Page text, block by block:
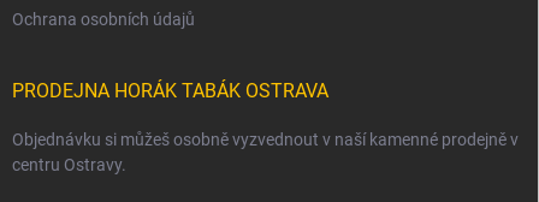
Ochrana osobních údajů
PRODEJNA HORÁK TABÁK OSTRAVA
Objednávku si můžeš osobně vyzvednout v naší kamenné prodejně v
centru Ostravy.